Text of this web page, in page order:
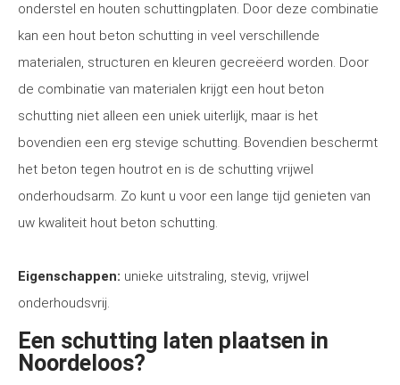
onderstel en houten schuttingplaten. Door deze combinatie
kan een hout beton schutting in veel verschillende
materialen, structuren en kleuren gecreëerd worden. Door
de combinatie van materialen krijgt een hout beton
schutting niet alleen een uniek uiterlijk, maar is het
bovendien een erg stevige schutting. Bovendien beschermt
het beton tegen houtrot en is de schutting vrijwel
onderhoudsarm. Zo kunt u voor een lange tijd genieten van
uw kwaliteit hout beton schutting.
Eigenschappen: unieke uitstraling, stevig, vrijwel
onderhoudsvrij.
Een schutting laten plaatsen in
Noordeloos?